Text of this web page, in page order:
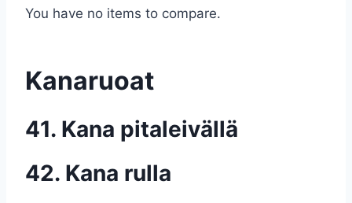
You have no items to compare.
Kanaruoat
41. Kana pitaleivällä
42. Kana rulla